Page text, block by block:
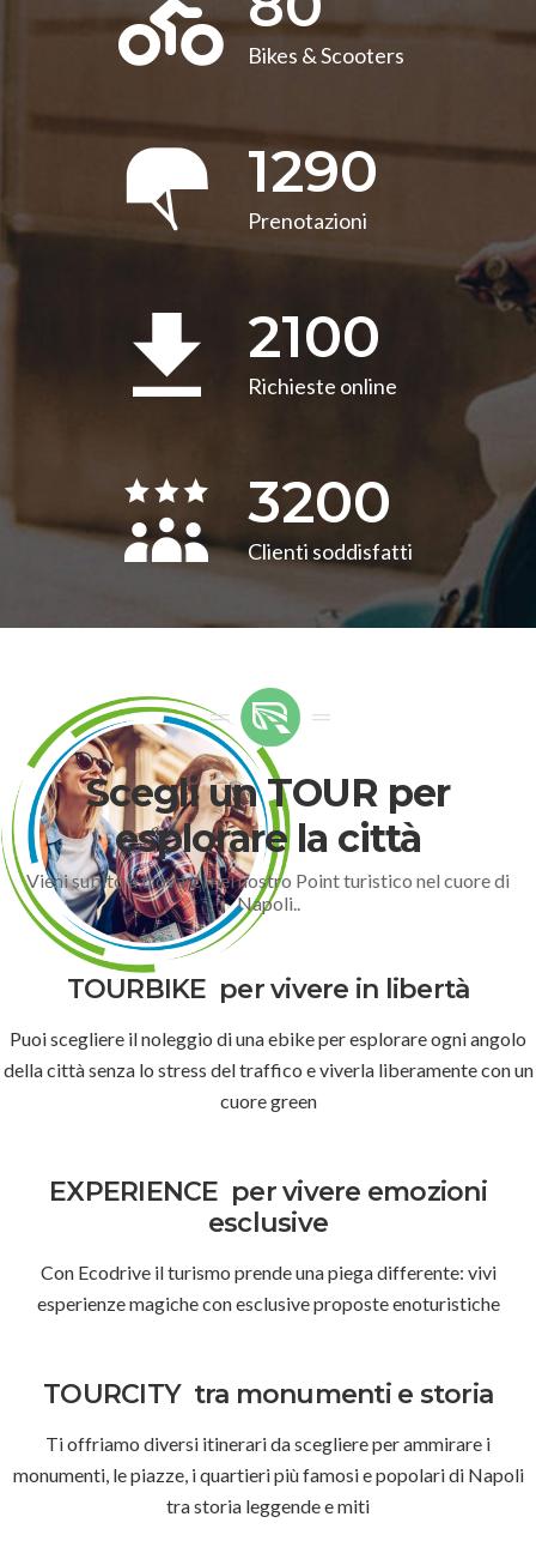
Bikes & Scooters
1290
Prenotazioni
2100
Richieste online
3200
Clienti soddisfatti
Scegli un TOUR per
esplorare la città
Vieni subito a trovarci nel nostro Point turistico nel cuore di
Napoli..
TOURBIKE per vivere in libertà
Puoi scegliere il noleggio di una ebike per esplorare ogni angolo
della città senza lo stress del traffico e viverla liberamente con un
cuore green
EXPERIENCE per vivere emozioni
esclusive
Con Ecodrive il turismo prende una piega differente: vivi
esperienze magiche con esclusive proposte enoturistiche
TOURCITY tra monumenti e storia
Ti offriamo diversi itinerari da scegliere per ammirare i
monumenti, le piazze, i quartieri più famosi e popolari di Napoli
tra storia leggende e miti